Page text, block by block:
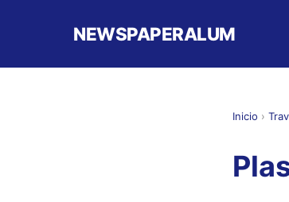
NEWSPAPERALUM
Inicio ›